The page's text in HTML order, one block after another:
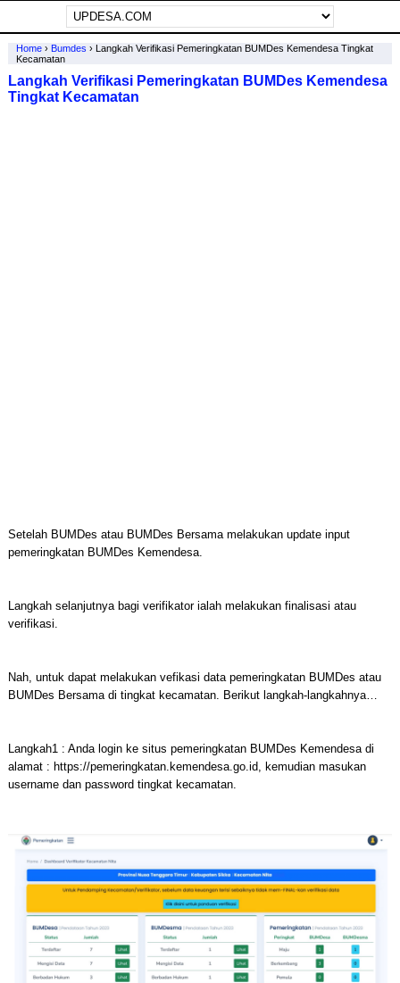
Home› Bumdes › Langkah Verifikasi Pemeringkatan BUMDes Kemendesa Tingkat
Kecamatan
Langkah Verifikasi Pemeringkatan BUMDes Kemendesa
Tingkat Kecamatan
Setelah BUMDes atau BUMDes Bersama melakukan update input
pemeringkatan BUMDes Kemendesa.
Langkah selanjutnya bagi verifikator ialah melakukan finalisasi atau
verifikasi.
Nah, untuk dapat melakukan vefikasi data pemeringkatan BUMDes atau
BUMDes Bersama di tingkat kecamatan. Berikut langkah-langkahnya…
Langkah1 : Anda login ke situs pemeringkatan BUMDes Kemendesa di
alamat : https://pemeringkatan.kemendesa.go.id, kemudian masukan
username dan password tingkat kecamatan.